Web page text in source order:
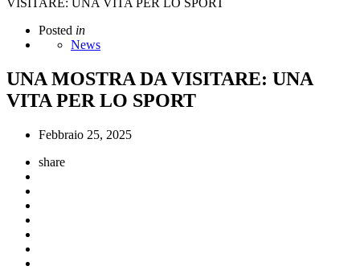
Posted in
News
UNA MOSTRA DA VISITARE: UNA
VITA PER LO SPORT
Febbraio 25, 2025
share